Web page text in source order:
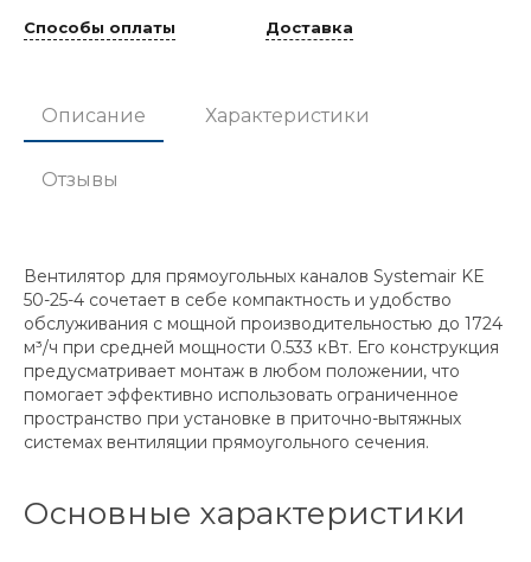
Способы оплаты Доставка
Описание Характеристики
Отзывы
Вентилятор для прямоугольных каналов Systemair KE
50-25-4 сочетает в себе компактность и удобство
обслуживания с мощной производительностью до 1724
м³/ч при средней мощности 0.533 кВт. Его конструкция
предусматривает монтаж в любом положении, что
помогает эффективно использовать ограниченное
пространство при установке в приточно-вытяжных
системах вентиляции прямоугольного сечения.
Основные характеристики